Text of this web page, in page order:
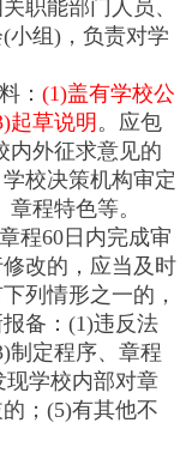
职能部门人员、
小组)，负责对学
： (1)盖有学校公
起草说明 。应包
内外征求意见的
校决策机构审定
程特色等。
程60日内完成审
改的，应当及时
列情形之一的，
备：(1)违反法
制定程序、章程
现学校内部对章
；(5)有其他不